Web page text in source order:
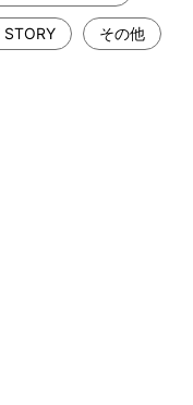
STORY その他